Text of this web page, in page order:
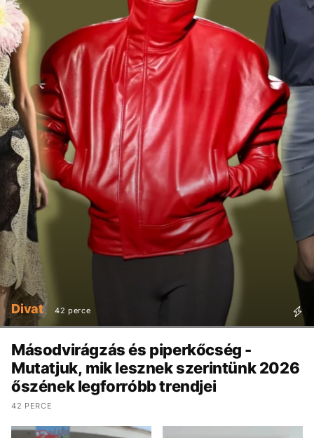
Divat 42 perce
Másodvirágzás és piperkőcség -
Mutatjuk, mik lesznek szerintünk 2026
őszének legforróbb trendjei
42 PERCE